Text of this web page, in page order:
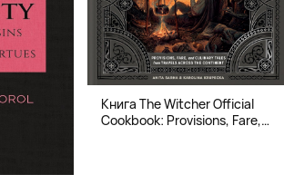
Книга The Witcher Official
Cookbook: Provisions, Fare,